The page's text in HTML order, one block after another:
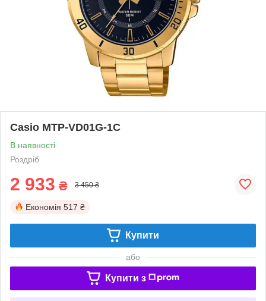
Casio MTP-VD01G-1C
В наявності
Роздріб
2 933 ₴ 3 450 ₴
Економія 517 ₴
Купити
або
Купити з